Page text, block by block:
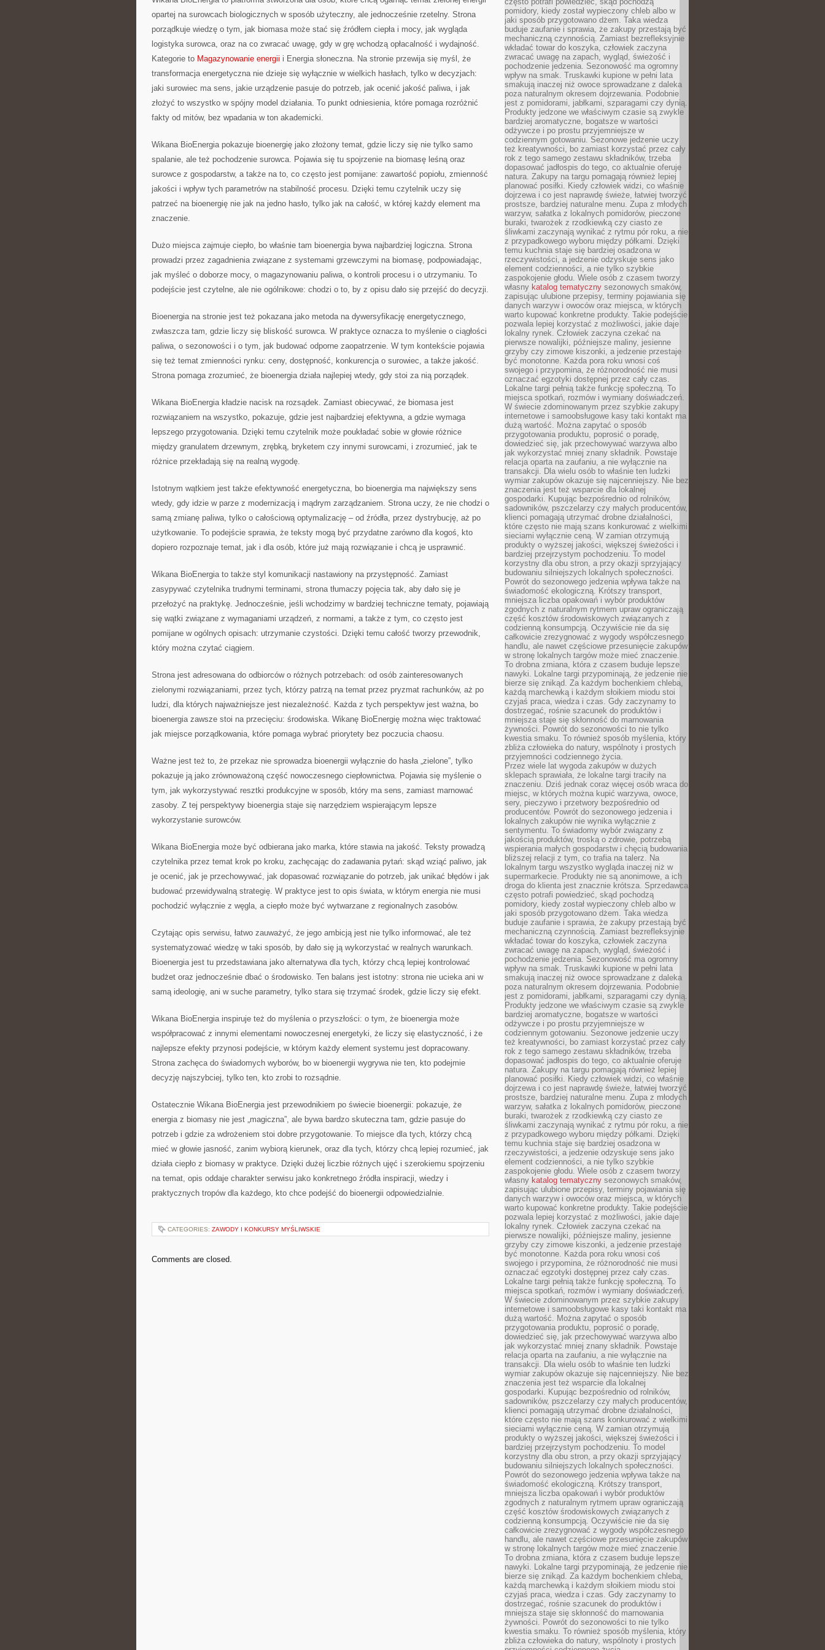
opartej na surowcach biologicznych w sposób użyteczny, ale jednocześnie rzetelny. Strona
porządkuje wiedzę o tym, jak biomasa może stać się źródłem ciepła i mocy, jak wygląda
logistyka surowca, oraz na co zwracać uwagę, gdy w grę wchodzą opłacalność i wydajność.
Kategorie to Magazynowanie energii i Energia słoneczna. Na stronie przewija się myśl, że
transformacja energetyczna nie dzieje się wyłącznie w wielkich hasłach, tylko w decyzjach:
jaki surowiec ma sens, jakie urządzenie pasuje do potrzeb, jak ocenić jakość paliwa, i jak
złożyć to wszystko w spójny model działania. To punkt odniesienia, które pomaga rozróżnić
fakty od mitów, bez wpadania w ton akademicki.
Wikana BioEnergia pokazuje bioenergię jako złożony temat, gdzie liczy się nie tylko samo
spalanie, ale też pochodzenie surowca. Pojawia się tu spojrzenie na biomasę leśną oraz
surowce z gospodarstw, a także na to, co często jest pomijane: zawartość popiołu, zmienność
jakości i wpływ tych parametrów na stabilność procesu. Dzięki temu czytelnik uczy się
patrzeć na bioenergię nie jak na jedno hasło, tylko jak na całość, w której każdy element ma
znaczenie.
Dużo miejsca zajmuje ciepło, bo właśnie tam bioenergia bywa najbardziej logiczna. Strona
prowadzi przez zagadnienia związane z systemami grzewczymi na biomasę, podpowiadając,
jak myśleć o doborze mocy, o magazynowaniu paliwa, o kontroli procesu i o utrzymaniu. To
podejście jest czytelne, ale nie ogólnikowe: chodzi o to, by z opisu dało się przejść do decyzji.
Bioenergia na stronie jest też pokazana jako metoda na dywersyfikację energetycznego,
zwłaszcza tam, gdzie liczy się bliskość surowca. W praktyce oznacza to myślenie o ciągłości
paliwa, o sezonowości i o tym, jak budować odporne zaopatrzenie. W tym kontekście pojawia
się też temat zmienności rynku: ceny, dostępność, konkurencja o surowiec, a także jakość.
Strona pomaga zrozumieć, że bioenergia działa najlepiej wtedy, gdy stoi za nią porządek.
Wikana BioEnergia kładzie nacisk na rozsądek. Zamiast obiecywać, że biomasa jest
rozwiązaniem na wszystko, pokazuje, gdzie jest najbardziej efektywna, a gdzie wymaga
lepszego przygotowania. Dzięki temu czytelnik może poukładać sobie w głowie różnice
między granulatem drzewnym, zrębką, bryketem czy innymi surowcami, i zrozumieć, jak te
różnice przekładają się na realną wygodę.
Istotnym wątkiem jest także efektywność energetyczna, bo bioenergia ma największy sens
wtedy, gdy idzie w parze z modernizacją i mądrym zarządzaniem. Strona uczy, że nie chodzi o
samą zmianę paliwa, tylko o całościową optymalizację – od źródła, przez dystrybucję, aż po
użytkowanie. To podejście sprawia, że teksty mogą być przydatne zarówno dla kogoś, kto
dopiero rozpoznaje temat, jak i dla osób, które już mają rozwiązanie i chcą je usprawnić.
Wikana BioEnergia to także styl komunikacji nastawiony na przystępność. Zamiast
zasypywać czytelnika trudnymi terminami, strona tłumaczy pojęcia tak, aby dało się je
przełożyć na praktykę. Jednocześnie, jeśli wchodzimy w bardziej techniczne tematy, pojawiają
się wątki związane z wymaganiami urządzeń, z normami, a także z tym, co często jest
pomijane w ogólnych opisach: utrzymanie czystości. Dzięki temu całość tworzy przewodnik,
który można czytać ciągiem.
Strona jest adresowana do odbiorców o różnych potrzebach: od osób zainteresowanych
zielonymi rozwiązaniami, przez tych, którzy patrzą na temat przez pryzmat rachunków, aż po
ludzi, dla których najważniejsze jest niezależność. Każda z tych perspektyw jest ważna, bo
bioenergia zawsze stoi na przecięciu: środowiska. Wikanę BioEnergię można więc traktować
jak miejsce porządkowania, które pomaga wybrać priorytety bez poczucia chaosu.
Ważne jest też to, że przekaz nie sprowadza bioenergii wyłącznie do hasła „zielone”, tylko
pokazuje ją jako zrównoważoną część nowoczesnego ciepłownictwa. Pojawia się myślenie o
tym, jak wykorzystywać resztki produkcyjne w sposób, który ma sens, zamiast marnować
zasoby. Z tej perspektywy bioenergia staje się narzędziem wspierającym lepsze
wykorzystanie surowców.
Wikana BioEnergia może być odbierana jako marka, które stawia na jakość. Teksty prowadzą
czytelnika przez temat krok po kroku, zachęcając do zadawania pytań: skąd wziąć paliwo, jak
je ocenić, jak je przechowywać, jak dopasować rozwiązanie do potrzeb, jak unikać błędów i jak
budować przewidywalną strategię. W praktyce jest to opis świata, w którym energia nie musi
pochodzić wyłącznie z węgla, a ciepło może być wytwarzane z regionalnych zasobów.
Czytając opis serwisu, łatwo zauważyć, że jego ambicją jest nie tylko informować, ale też
systematyzować wiedzę w taki sposób, by dało się ją wykorzystać w realnych warunkach.
Bioenergia jest tu przedstawiana jako alternatywa dla tych, którzy chcą lepiej kontrolować
budżet oraz jednocześnie dbać o środowisko. Ten balans jest istotny: strona nie ucieka ani w
samą ideologię, ani w suche parametry, tylko stara się trzymać środek, gdzie liczy się efekt.
Wikana BioEnergia inspiruje też do myślenia o przyszłości: o tym, że bioenergia może
współpracować z innymi elementami nowoczesnej energetyki, że liczy się elastyczność, i że
najlepsze efekty przynosi podejście, w którym każdy element systemu jest dopracowany.
Strona zachęca do świadomych wyborów, bo w bioenergii wygrywa nie ten, kto podejmie
decyzję najszybciej, tylko ten, kto zrobi to rozsądnie.
Ostatecznie Wikana BioEnergia jest przewodnikiem po świecie bioenergii: pokazuje, że
energia z biomasy nie jest „magiczna”, ale bywa bardzo skuteczna tam, gdzie pasuje do
potrzeb i gdzie za wdrożeniem stoi dobre przygotowanie. To miejsce dla tych, którzy chcą
mieć w głowie jasność, zanim wybiorą kierunek, oraz dla tych, którzy chcą lepiej rozumieć, jak
działa ciepło z biomasy w praktyce. Dzięki dużej liczbie różnych ujęć i szerokiemu spojrzeniu
na temat, opis oddaje charakter serwisu jako konkretnego źródła inspiracji, wiedzy i
praktycznych tropów dla każdego, kto chce podejść do bioenergii odpowiedzialnie.
CATEGORIES: ZAWODY I KONKURSY MYŚLIWSKIE
Comments are closed.
pomidory, kiedy został wypieczony chleb albo w
jaki sposób przygotowano dżem. Taka wiedza
buduje zaufanie i sprawia, że zakupy przestają być
mechaniczną czynnością. Zamiast bezrefleksyjnie
wkładać towar do koszyka, człowiek zaczyna
zwracać uwagę na zapach, wygląd, świeżość i
pochodzenie jedzenia. Sezonowość ma ogromny
wpływ na smak. Truskawki kupione w pełni lata
smakują inaczej niż owoce sprowadzane z daleka
poza naturalnym okresem dojrzewania. Podobnie
jest z pomidorami, jabłkami, szparagami czy dynią.
Produkty jedzone we właściwym czasie są zwykle
bardziej aromatyczne, bogatsze w wartości
odżywcze i po prostu przyjemniejsze w
codziennym gotowaniu. Sezonowe jedzenie uczy
też kreatywności, bo zamiast korzystać przez cały
rok z tego samego zestawu składników, trzeba
dopasować jadłospis do tego, co aktualnie oferuje
natura. Zakupy na targu pomagają również lepiej
planować posiłki. Kiedy człowiek widzi, co właśnie
dojrzewa i co jest naprawdę świeże, łatwiej tworzyć
prostsze, bardziej naturalne menu. Zupa z młodych
warzyw, sałatka z lokalnych pomidorów, pieczone
buraki, twarożek z rzodkiewką czy ciasto ze
śliwkami zaczynają wynikać z rytmu pór roku, a nie
z przypadkowego wyboru między półkami. Dzięki
temu kuchnia staje się bardziej osadzona w
rzeczywistości, a jedzenie odzyskuje sens jako
element codzienności, a nie tylko szybkie
zaspokojenie głodu. Wiele osób z czasem tworzy
własny katalog tematyczny sezonowych smaków,
zapisując ulubione przepisy, terminy pojawiania się
danych warzyw i owoców oraz miejsca, w których
warto kupować konkretne produkty. Takie podejście
pozwala lepiej korzystać z możliwości, jakie daje
lokalny rynek. Człowiek zaczyna czekać na
pierwsze nowalijki, późniejsze maliny, jesienne
grzyby czy zimowe kiszonki, a jedzenie przestaje
być monotonne. Każda pora roku wnosi coś
swojego i przypomina, że różnorodność nie musi
oznaczać egzotyki dostępnej przez cały czas.
Lokalne targi pełnią także funkcję społeczną. To
miejsca spotkań, rozmów i wymiany doświadczeń.
W świecie zdominowanym przez szybkie zakupy
internetowe i samoobsługowe kasy taki kontakt ma
dużą wartość. Można zapytać o sposób
przygotowania produktu, poprosić o poradę,
dowiedzieć się, jak przechowywać warzywa albo
jak wykorzystać mniej znany składnik. Powstaje
relacja oparta na zaufaniu, a nie wyłącznie na
transakcji. Dla wielu osób to właśnie ten ludzki
wymiar zakupów okazuje się najcenniejszy. Nie bez
znaczenia jest też wsparcie dla lokalnej
gospodarki. Kupując bezpośrednio od rolników,
sadowników, pszczelarzy czy małych producentów,
klienci pomagają utrzymać drobne działalności,
które często nie mają szans konkurować z wielkimi
sieciami wyłącznie ceną. W zamian otrzymują
produkty o wyższej jakości, większej świeżości i
bardziej przejrzystym pochodzeniu. To model
korzystny dla obu stron, a przy okazji sprzyjający
budowaniu silniejszych lokalnych społeczności.
Powrót do sezonowego jedzenia wpływa także na
świadomość ekologiczną. Krótszy transport,
mniejsza liczba opakowań i wybór produktów
zgodnych z naturalnym rytmem upraw ograniczają
część kosztów środowiskowych związanych z
codzienną konsumpcją. Oczywiście nie da się
całkowicie zrezygnować z wygody współczesnego
handlu, ale nawet częściowe przesunięcie zakupów
w stronę lokalnych targów może mieć znaczenie.
To drobna zmiana, która z czasem buduje lepsze
nawyki. Lokalne targi przypominają, że jedzenie nie
bierze się znikąd. Za każdym bochenkiem chleba,
każdą marchewką i każdym słoikiem miodu stoi
czyjaś praca, wiedza i czas. Gdy zaczynamy to
dostrzegać, rośnie szacunek do produktów i
mniejsza staje się skłonność do marnowania
żywności. Powrót do sezonowości to nie tylko
kwestia smaku. To również sposób myślenia, który
zbliża człowieka do natury, wspólnoty i prostych
przyjemności codziennego życia.
Przez wiele lat wygoda zakupów w dużych
sklepach sprawiała, że lokalne targi traciły na
znaczeniu. Dziś jednak coraz więcej osób wraca do
miejsc, w których można kupić warzywa, owoce,
sery, pieczywo i przetwory bezpośrednio od
producentów. Powrót do sezonowego jedzenia i
lokalnych zakupów nie wynika wyłącznie z
sentymentu. To świadomy wybór związany z
jakością produktów, troską o zdrowie, potrzebą
wspierania małych gospodarstw i chęcią budowania
bliższej relacji z tym, co trafia na talerz. Na
lokalnym targu wszystko wygląda inaczej niż w
supermarkecie. Produkty nie są anonimowe, a ich
droga do klienta jest znacznie krótsza. Sprzedawca
często potrafi powiedzieć, skąd pochodzą
pomidory, kiedy został wypieczony chleb albo w
jaki sposób przygotowano dżem. Taka wiedza
buduje zaufanie i sprawia, że zakupy przestają być
mechaniczną czynnością. Zamiast bezrefleksyjnie
wkładać towar do koszyka, człowiek zaczyna
zwracać uwagę na zapach, wygląd, świeżość i
pochodzenie jedzenia. Sezonowość ma ogromny
wpływ na smak. Truskawki kupione w pełni lata
smakują inaczej niż owoce sprowadzane z daleka
poza naturalnym okresem dojrzewania. Podobnie
jest z pomidorami, jabłkami, szparagami czy dynią.
Produkty jedzone we właściwym czasie są zwykle
bardziej aromatyczne, bogatsze w wartości
odżywcze i po prostu przyjemniejsze w
codziennym gotowaniu. Sezonowe jedzenie uczy
też kreatywności, bo zamiast korzystać przez cały
rok z tego samego zestawu składników, trzeba
dopasować jadłospis do tego, co aktualnie oferuje
natura. Zakupy na targu pomagają również lepiej
planować posiłki. Kiedy człowiek widzi, co właśnie
dojrzewa i co jest naprawdę świeże, łatwiej tworzyć
prostsze, bardziej naturalne menu. Zupa z młodych
warzyw, sałatka z lokalnych pomidorów, pieczone
buraki, twarożek z rzodkiewką czy ciasto ze
śliwkami zaczynają wynikać z rytmu pór roku, a nie
z przypadkowego wyboru między półkami. Dzięki
temu kuchnia staje się bardziej osadzona w
rzeczywistości, a jedzenie odzyskuje sens jako
element codzienności, a nie tylko szybkie
zaspokojenie głodu. Wiele osób z czasem tworzy
własny katalog tematyczny sezonowych smaków,
zapisując ulubione przepisy, terminy pojawiania się
danych warzyw i owoców oraz miejsca, w których
warto kupować konkretne produkty. Takie podejście
pozwala lepiej korzystać z możliwości, jakie daje
lokalny rynek. Człowiek zaczyna czekać na
pierwsze nowalijki, późniejsze maliny, jesienne
grzyby czy zimowe kiszonki, a jedzenie przestaje
być monotonne. Każda pora roku wnosi coś
swojego i przypomina, że różnorodność nie musi
oznaczać egzotyki dostępnej przez cały czas.
Lokalne targi pełnią także funkcję społeczną. To
miejsca spotkań, rozmów i wymiany doświadczeń.
W świecie zdominowanym przez szybkie zakupy
internetowe i samoobsługowe kasy taki kontakt ma
dużą wartość. Można zapytać o sposób
przygotowania produktu, poprosić o poradę,
dowiedzieć się, jak przechowywać warzywa albo
jak wykorzystać mniej znany składnik. Powstaje
relacja oparta na zaufaniu, a nie wyłącznie na
transakcji. Dla wielu osób to właśnie ten ludzki
wymiar zakupów okazuje się najcenniejszy. Nie bez
znaczenia jest też wsparcie dla lokalnej
gospodarki. Kupując bezpośrednio od rolników,
sadowników, pszczelarzy czy małych producentów,
klienci pomagają utrzymać drobne działalności,
które często nie mają szans konkurować z wielkimi
sieciami wyłącznie ceną. W zamian otrzymują
produkty o wyższej jakości, większej świeżości i
bardziej przejrzystym pochodzeniu. To model
korzystny dla obu stron, a przy okazji sprzyjający
budowaniu silniejszych lokalnych społeczności.
Powrót do sezonowego jedzenia wpływa także na
świadomość ekologiczną. Krótszy transport,
mniejsza liczba opakowań i wybór produktów
zgodnych z naturalnym rytmem upraw ograniczają
część kosztów środowiskowych związanych z
codzienną konsumpcją. Oczywiście nie da się
całkowicie zrezygnować z wygody współczesnego
handlu, ale nawet częściowe przesunięcie zakupów
w stronę lokalnych targów może mieć znaczenie.
To drobna zmiana, która z czasem buduje lepsze
nawyki. Lokalne targi przypominają, że jedzenie nie
bierze się znikąd. Za każdym bochenkiem chleba,
każdą marchewką i każdym słoikiem miodu stoi
czyjaś praca, wiedza i czas. Gdy zaczynamy to
dostrzegać, rośnie szacunek do produktów i
mniejsza staje się skłonność do marnowania
żywności. Powrót do sezonowości to nie tylko
kwestia smaku. To również sposób myślenia, który
zbliża człowieka do natury, wspólnoty i prostych